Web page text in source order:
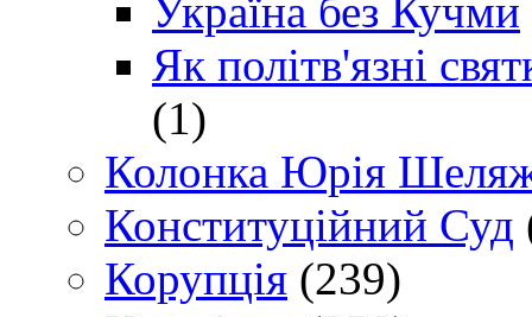
Україна без Кучми
Як політв'язні
(1)
Колонка Юрія
Конституційний Суд
Корупція (239)